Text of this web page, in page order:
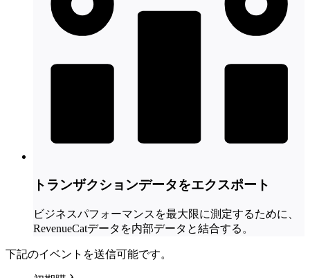
トランザクションデータをエクスポート
ビジネスパフォーマンスを最大限に測定するために、
RevenueCatデータを内部データと結合する。
下記のイベントを送信可能です。